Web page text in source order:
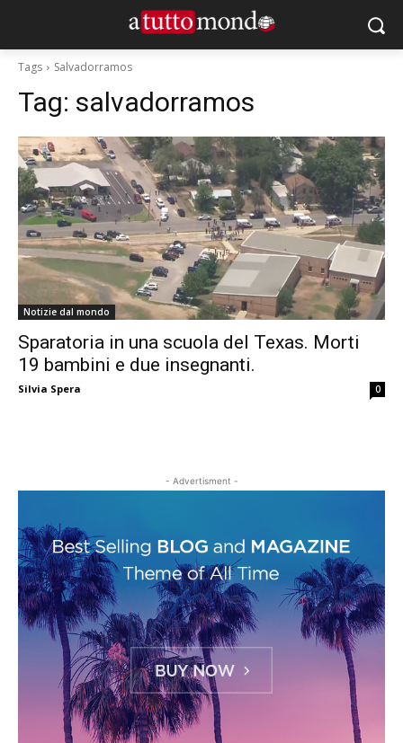
Tags Salvadorramos
Tag: salvadorramos
Notizie dal mondo
Sparatoria in una scuola del Texas. Morti
19 bambini e due insegnanti.
Silvia Spera 0
- Advertisment -